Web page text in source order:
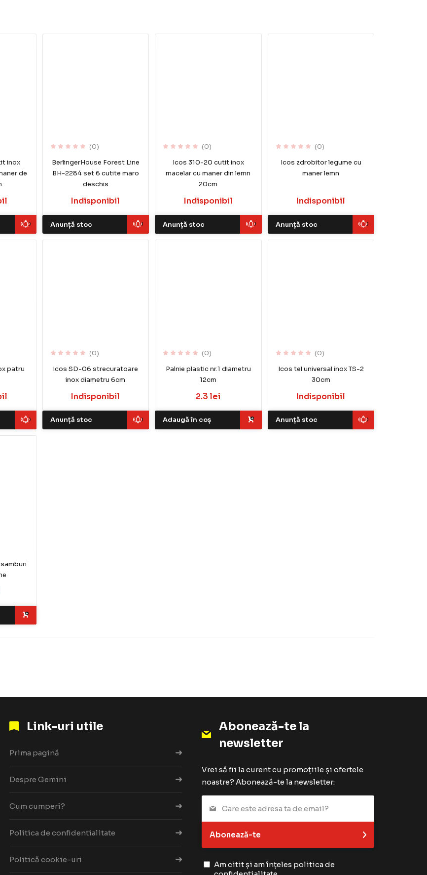
inox
de
(0)
BerlingerHouse Forest Line
BH-2284 set 6 cutite maro
deschis
Indisponibil
Anunță stoc
(0)
Icos 310-20 cutit inox
macelar cu maner din lemn
20cm
Indisponibil
Anunță stoc
(0)
Icos zdrobitor legume cu
maner lemn
Indisponibil
Anunță stoc
patru
(0)
Icos SD-06 strecuratoare
inox diametru 6cm
Indisponibil
Anunță stoc
(0)
Palnie plastic nr.1 diametru
12cm
2.3 lei
Adaugă în coș
(0)
Icos tel universal inox TS-2
30cm
Indisponibil
Anunță stoc
Link-uri utile
Prima pagină
Despre Gemini
Cum cumperi?
Politica de confidentialitate
Politică cookie-uri
Abonează-te la
newsletter
Vrei să fii la curent cu promoțiile și ofertele
noastre? Abonează-te la newsletter:
Abonează-te
Am citit și am înțeles politica de